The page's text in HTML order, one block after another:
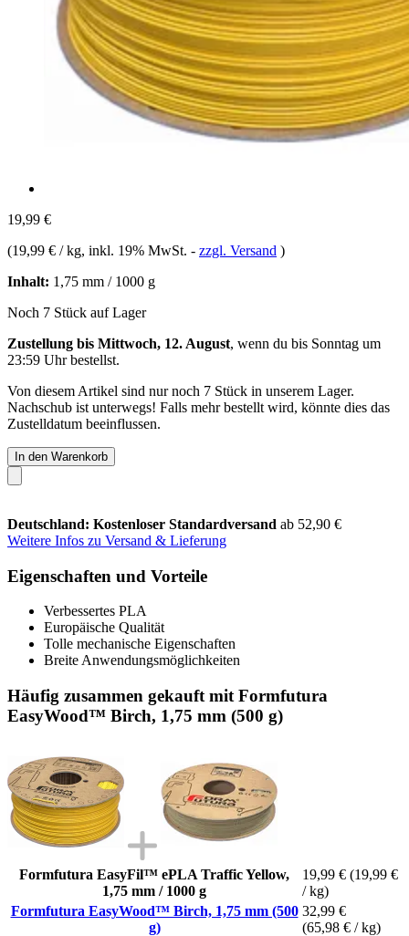
19,99 €
(19,99 € / kg, inkl. 19% MwSt. - zzgl. Versand )
Inhalt: 1,75 mm / 1000 g
Noch 7 Stück auf Lager
Zustellung bis Mittwoch, 12. August, wenn du bis Sonntag um
23:59 Uhrbestellst.
Von diesem Artikel sind nur noch 7 Stück in unserem Lager.
Nachschub ist unterwegs! Falls mehr bestellt wird, könnte dies das
Zustelldatum beeinflussen.
In den Warenkorb
Deutschland: Kostenloser Standardversand ab 52,90 €
Weitere Infos zu Versand & Lieferung
Eigenschaften und Vorteile
Verbessertes PLA
Europäische Qualität
Tolle mechanische Eigenschaften
Breite Anwendungsmöglichkeiten
Häufig zusammen gekauft mit Formfutura
EasyWood™ Birch, 1,75 mm (500 g)
Formfutura EasyFil™ ePLA Traffic Yellow,
1,75 mm / 1000 g
19,99 € (19,99 €
/ kg)
Formfutura EasyWood™ Birch, 1,75 mm (500
g)
32,99 €
(65,98 € / kg)